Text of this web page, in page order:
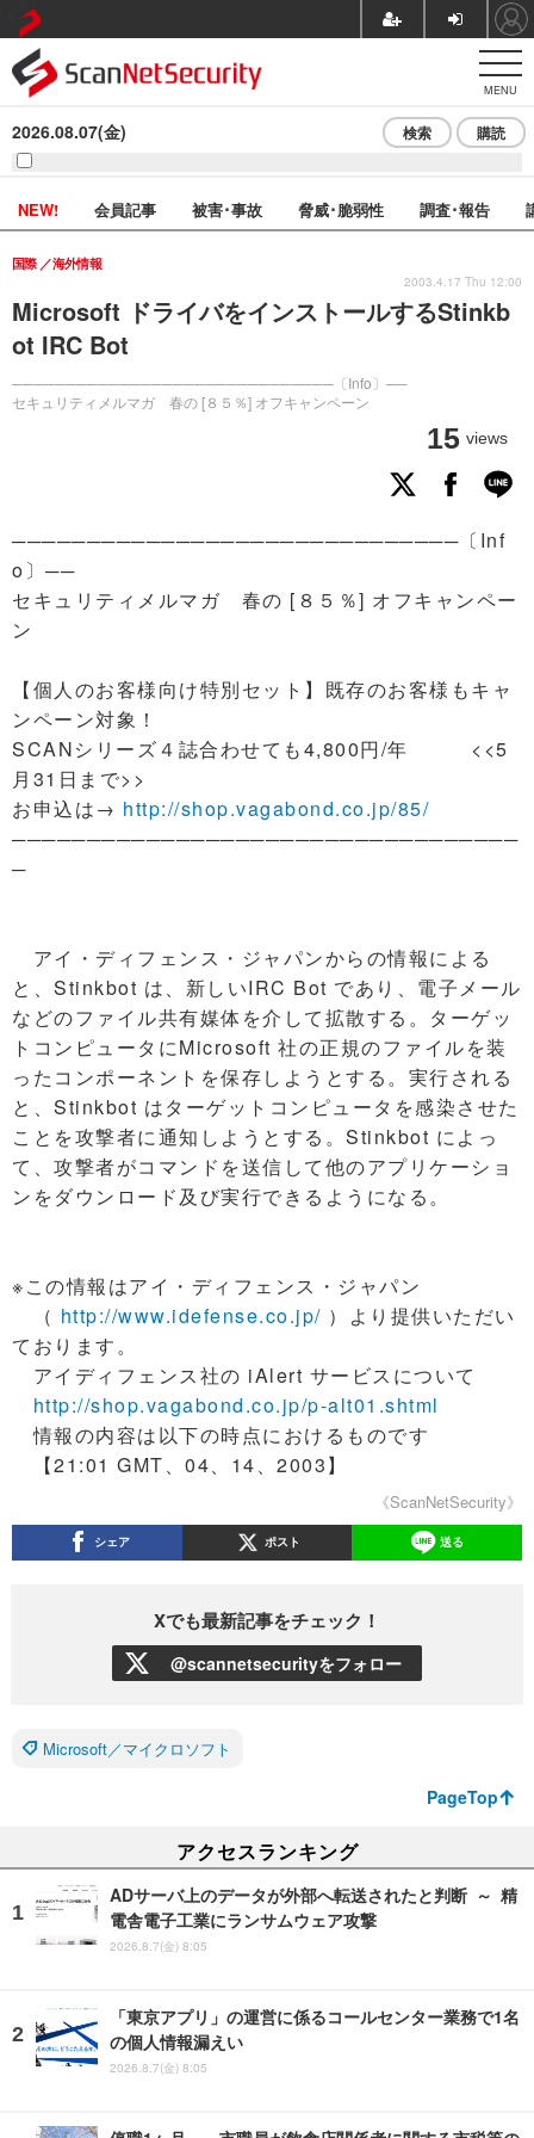
MENU
2026.08.07(金) 検索 購読
NEW! 会員記事 被害･事故 脅威･脆弱性 調査･報告
Microsoft ドライバをインストールするStinkb
ot IRC Bot
──────────────────────────────〔Info〕──
セキュリティメルマガ 春の [８５％] オフキャンペーン
国際 海外情報
15 views
2003.4.17 Thu 12:00
──────────────────────────────〔Inf
o〕──
セキュリティメルマガ 春の [８５％] オフキャンペー
ン
【個人のお客様向け特別セット】既存のお客様もキャ
ンペーン対象！
SCANシリーズ４誌合わせても4,800円/年 <<5
月31日まで>>
お申込は→ http://shop.vagabond.co.jp/85/
──────────────────────────────────
─
アイ・ディフェンス・ジャパンからの情報による
と、Stinkbot は、新しいIRC Bot であり、電子メール
などのファイル共有媒体を介して拡散する。ターゲッ
トコンピュータにMicrosoft 社の正規のファイルを装
ったコンポーネントを保存しようとする。実行される
と、Stinkbot はターゲットコンピュータを感染させた
ことを攻撃者に通知しようとする。Stinkbot によっ
て、攻撃者がコマンドを送信して他のアプリケーショ
ンをダウンロード及び実行できるようになる。
※この情報はアイ・ディフェンス・ジャパン
（ http://www.idefense.co.jp/ ）より提供いただい
ております。
アイディフェンス社の iAlert サービスについて
http://shop.vagabond.co.jp/p-alt01.shtml
情報の内容は以下の時点におけるものです
【21:01 GMT、04、14、2003】
《ScanNetSecurity》
シェア ポスト 送る
Xでも最新記事をチェック！
@scannetsecurityをフォロー
Microsoft／マイクロソフト
PageTop
アクセスランキング
ADサーバ上のデータが外部へ転送されたと判断 ～ 精
電舎電子工業にランサムウェア攻撃
2026.8.7(金) 8:05
「東京アプリ」の運営に係るコールセンター業務で1名
の個人情報漏えい
2026.8.7(金) 8:05